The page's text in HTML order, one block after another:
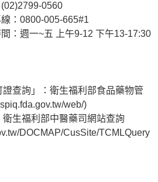
0560
：0800-005-665#1
：週一~五 上午9-12 下午13-17:30
查詢」：衛生福利部食品藥物管
web/)
生福利部中醫藥司網站查詢
DOCMAP/CusSite/TCMLQuery